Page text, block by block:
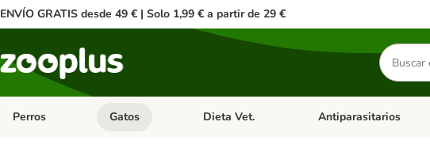
ENVÍO GRATIS desde 49 € | Solo 1,99 € a partir de 29 €
Buscar
productos
Perros Menú de categoria abierto: Perros
Gatos Menú de categoria abierto: Gatos
Dieta Vet. Menú de categoria
Antiparasitarios